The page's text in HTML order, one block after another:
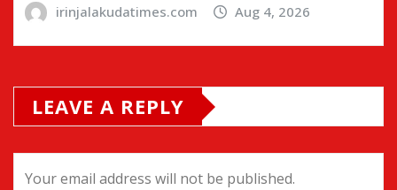
irinjalakudatimes.com Aug 4, 2026
LEAVE A REPLY
Your email address will not be published.